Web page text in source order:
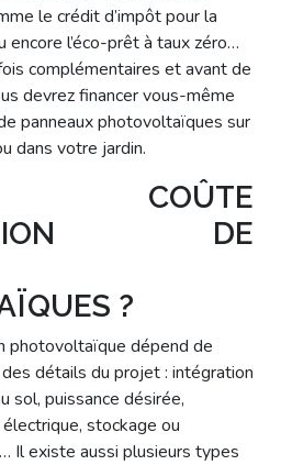
le crédit d’impôt pour la
l’éco-prêt à taux zéro…
complémentaires et avant de
devrez financer vous-même
panneaux photovoltaïques sur
dans votre jardin.
COÛTE
DE
?
photovoltaïque dépend de
détails du projet : intégration
sol, puissance désirée,
stockage ou
Il existe aussi plusieurs types